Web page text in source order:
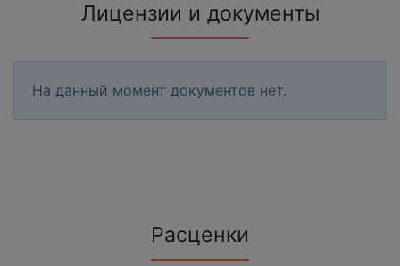
Лицензии и документы
На данный момент документов нет.
Расценки